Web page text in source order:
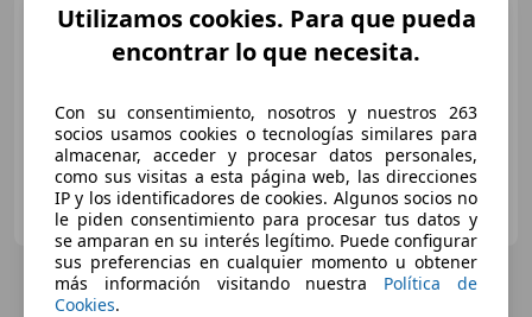
81.750 km
Gas licuado (GLP)
OCASIONPLUS LA MAQUINISTA II
ES-08020 SANT ANDREU
Utilizamos cookies. Para que pueda
encontrar lo que necesita.
Con su consentimiento, nosotros y nuestros 263
socios usamos cookies o tecnologías similares para
almacenar, acceder y procesar datos personales,
como sus visitas a esta página web, las direcciones
IP y los identificadores de cookies. Algunos socios no
le piden consentimiento para procesar tus datos y
se amparan en su interés legítimo. Puede configurar
sus preferencias en cualquier momento u obtener
más información visitando nuestra Política de
Cookies.